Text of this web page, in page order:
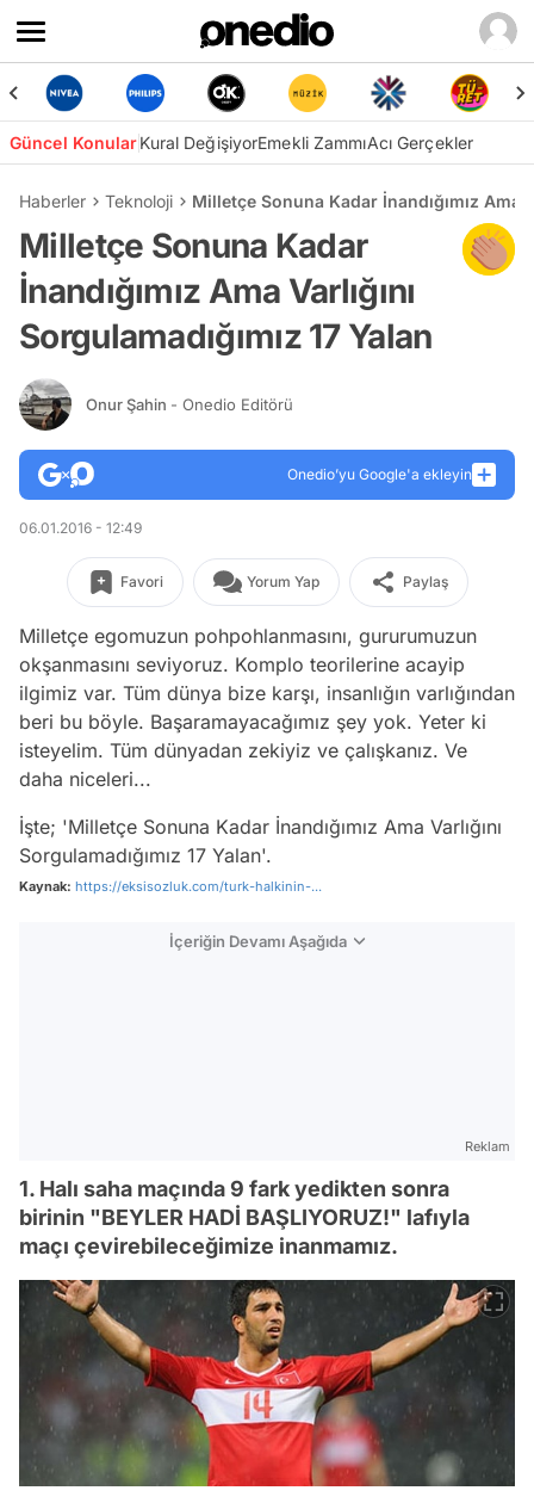
Güncel KonularKural DeğişiyorEmekli ZammıAcı Gerçekler
Haberler Teknoloji Milletçe Sonuna Kadar İnandığımız Ama
Milletçe Sonuna Kadar
İnandığımız Ama Varlığını
Sorgulamadığımız 17 Yalan
Onur Şahin - Onedio Editörü
Onedio’yu Google'a ekleyin
06.01.2016 - 12:49
Favori Yorum Yap Paylaş
Milletçe egomuzun pohpohlanmasını, gururumuzun
okşanmasını seviyoruz. Komplo teorilerine acayip
ilgimiz var. Tüm dünya bize karşı, insanlığın varlığından
beri bu böyle. Başaramayacağımız şey yok. Yeter ki
isteyelim. Tüm dünyadan zekiyiz ve çalışkanız. Ve
daha niceleri...
İşte; 'Milletçe Sonuna Kadar İnandığımız Ama Varlığını
Sorgulamadığımız 17 Yalan'.
Kaynak: https://eksisozluk.com/turk-halkinin-...
İçeriğin Devamı Aşağıda
Reklam
1. Halı saha maçında 9 fark yedikten sonra
birinin "BEYLER HADİ BAŞLIYORUZ!" lafıyla
maçı çevirebileceğimize inanmamız.